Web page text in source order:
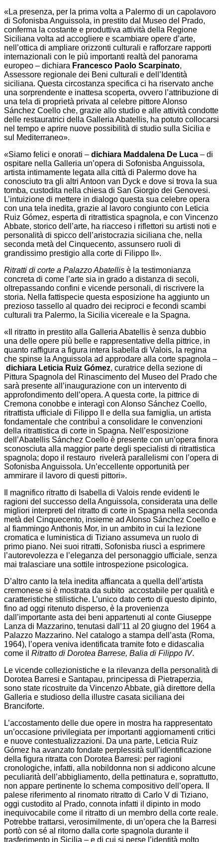
«La presenza, per la prima volta a Palermo di un capolavoro
di Sofonisba Anguissola, in prestito dal Museo del Prado,
conferma la costante e produttiva attività della Regione
Siciliana volta ad accogliere e scambiare opere d’arte,
nell’ottica di ampliare orizzonti culturali e rafforzare rapporti
internazionali con le più importanti realtà del panorama
europeo – dichiara Francesco Paolo Scarpinato,
Assessore regionale dei Beni culturali e dell’Identità
siciliana. Questa circostanza specifica ci ha riservato anche
una sorprendente e inattesa scoperta, ovvero l’attribuzione di
una tela di proprietà privata al celebre pittore Alonso
Sánchez Coello che, grazie allo studio e alle attività condotte
delle restauratrici della Galleria Abatellis, ha potuto collocarsi
nel tempo e aprire nuove possibilità di studio sulla Sicilia e
sul Mediterraneo».
«Siamo felici e onorati – dichiara Maddalena De Luca – di
ospitare nella Galleria un’opera di Sofonisba Anguissola,
artista intimamente legata alla città di Palermo dove ha
conosciuto tra gli altri Antoon van Dyck e dove si trova la sua
tomba, custodita nella chiesa di San Giorgio dei Genovesi.
L’intuizione di mettere in dialogo questa sua celebre opera
con una tela inedita, grazie al lavoro congiunto con Leticia
Ruiz Gómez, esperta di ritrattistica spagnola, e con Vincenzo
Abbate, storico dell’arte, ha riacceso i riflettori su artisti noti e
personalità di spicco dell’aristocrazia siciliana che, nella
seconda metà del Cinquecento, assunsero ruoli di
grandissimo prestigio alla corte di Filippo II».
Ritratti di corte a Palazzo Abatellis è la testimonianza
concreta di come l’arte sia in grado a distanza di secoli,
oltrepassando confini e vicende personali, di riscrivere la
storia. Nella fattispecie questa esposizione ha aggiunto un
prezioso tassello al quadro dei reciproci e fecondi scambi
culturali tra Palermo, la Sicilia vicereale e la Spagna.
«Il ritratto in prestito alla Galleria Abatellis è senza dubbio
una delle opere più belle e rappresentative della pittrice, in
quanto raffigura a figura intera Isabella di Valois, la regina
che spinse la Anguissola ad approdare alla corte spagnola –
dichiara Leticia Ruiz Gómez, curatrice della sezione di
Pittura Spagnola del Rinascimento del Museo del Prado che
sarà presente all’inaugurazione con un intervento di
approfondimento dell’opera. A questa corte, la pittrice di
Cremona conobbe e interagì con Alonso Sánchez Coello,
ritrattista ufficiale di Filippo II e della sua famiglia, un artista
fondamentale che contribuì a consolidare le convenzioni
della ritrattistica di corte in Spagna. Nell’esposizione
dell’Abatellis Sánchez Coello è presente con un’opera finora
sconosciuta alla maggior parte degli specialisti di ritrattistica
spagnola; dopo il restauro rivelerà parallelismi con l’opera di
Sofonisba Anguissola. Un’eccellente opportunità per
ammirare il lavoro di questi pittori».
Il magnifico ritratto di Isabella di Valois rende evidenti le
ragioni del successo della Anguissola, considerata una delle
migliori interpreti del ritratto di corte in Spagna nella seconda
metà del Cinquecento, insieme ad Alonso Sánchez Coello e
al fiammingo Anthonis Mor, in un ambito in cui la lezione
cromatica e luministica di Tiziano assumeva un ruolo di
primo piano. Nei suoi ritratti, Sofonisba riuscì a esprimere
l’autorevolezza e l’eleganza del personaggio ufficiale, senza
mai tralasciare una sottile introspezione psicologica.
D’altro canto la tela inedita affiancata a quella dell’artista
cremonese si è mostrata da subito accostabile per qualità e
caratteristiche stilistiche. L’unico dato certo di questo dipinto,
fino ad oggi ritenuto disperso, è la provenienza
dall’importante asta dei beni appartenuti al conte Giuseppe
Lanza di Mazzarino, tenutasi dall’11 al 20 giugno del 1964 a
Palazzo Mazzarino. Nel catalogo a stampa dell’asta (Roma,
1964), l’opera veniva identificata tramite foto e didascalia
come il Ritratto di Dorotea Barrese, Balia di Filippo IV.
Le vicende collezionistiche e la rilevanza della personalità di
Dorotea Barresi e Santapau, principessa di Pietraperzia,
sono state ricostruite da Vincenzo Abbate, già direttore della
Galleria e studioso della illustre casata siciliana dei
Branciforte.
L’accostamento delle due opere in mostra ha rappresentato
un’occasione privilegiata per importanti aggiornamenti critici
e nuove contestualizzazioni. Da una parte, Leticia Ruiz
Gómez ha avanzato fondate perplessità sull’identificazione
della figura ritratta con Dorotea Barresi: per ragioni
cronologiche, infatti, alla nobildonna non si addicono alcune
peculiarità dell’abbigliamento, della pettinatura e, soprattutto,
non appare pertinente lo schema compositivo dell’opera. Il
palese riferimento al rinomato ritratto di Carlo V di Tiziano,
oggi custodito al Prado, connota infatti il dipinto in modo
inequivocabile come il ritratto di un membro della corte reale.
Potrebbe trattarsi, verosimilmente, di un’opera che la Barresi
portò con sé al ritorno dalla corte spagnola durante il
trasferimento in Sicilia – e di cui si perse l’identità molto